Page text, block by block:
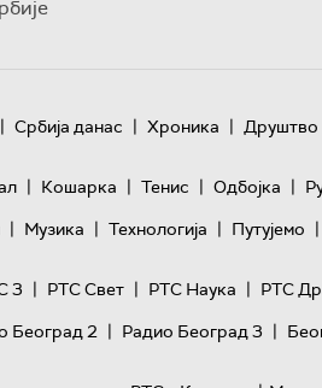
| Србија данас | Хроника | Друштво
| Кошарка | Тенис | Одбојка |
| Музика | Технологијa | Путујемо |
3 | РТС Свет | РТС Наука | РТС
Београд 2 | Радио Београд 3 |